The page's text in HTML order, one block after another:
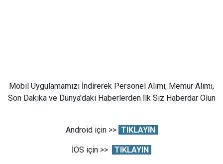
Mobil Uygulamamızı İndirerek Personel Alımı, Memur Alımı,
Son Dakika ve Dünya'daki Haberlerden İlk Siz Haberdar Olun
Android için >> TIKLAYIN
İOS için >> TIKLAYIN